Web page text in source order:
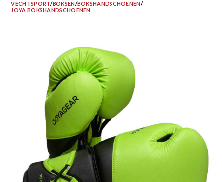
VECHTSPORT/BOKSEN/BOKSHANDSCHOENEN/
JOYA BOKSHANDSCHOENEN